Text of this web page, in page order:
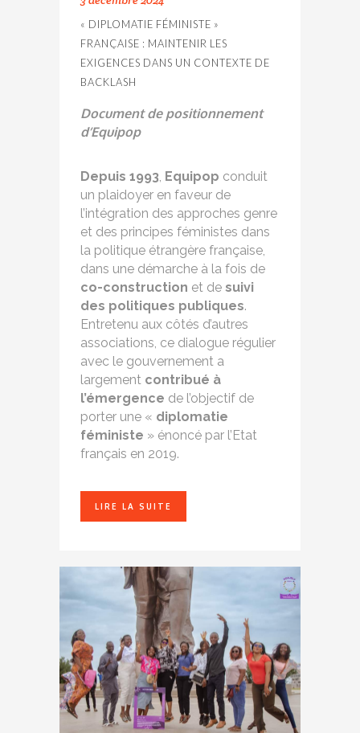
« DIPLOMATIE FÉMINISTE »
FRANÇAISE : MAINTENIR LES
EXIGENCES DANS UN CONTEXTE DE
BACKLASH
Document de positionnement
d’Equipop
Depuis 1993, Equipop conduit
un plaidoyer en faveur de
l’intégration des approches genre
et des principes féministes dans
la politique étrangère française,
dans une démarche à la fois de
co-construction et de suivi
des politiques publiques.
Entretenu aux côtés d’autres
associations, ce dialogue régulier
avec le gouvernement a
largement contribué à
l’émergence de l’objectif de
porter une « diplomatie
féministe » énoncé par l’Etat
français en 2019.
LIRE LA SUITE